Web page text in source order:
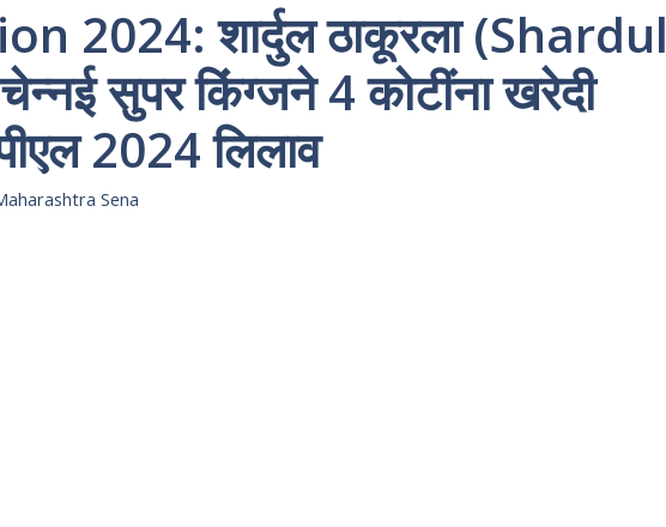
2024: शार्दुल ठाकूरला (Shardul
सुपर किंग्जने 4 कोटींना खरेदी
2024 लिलाव
Sena